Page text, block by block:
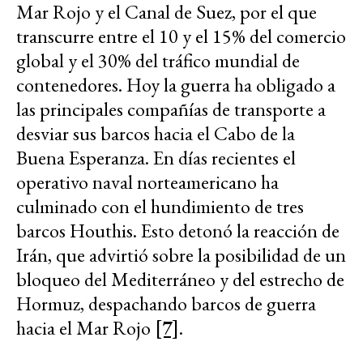
Mar Rojo y el Canal de Suez, por el que
transcurre entre el 10 y el 15% del comercio
global y el 30% del tráfico mundial de
contenedores. Hoy la guerra ha obligado a
las principales compañías de transporte a
desviar sus barcos hacia el Cabo de la
Buena Esperanza. En días recientes el
operativo naval norteamericano ha
culminado con el hundimiento de tres
barcos Houthis. Esto detonó la reacción de
Irán, que advirtió sobre la posibilidad de un
bloqueo del Mediterráneo y del estrecho de
Hormuz, despachando barcos de guerra
hacia el Mar Rojo [7].